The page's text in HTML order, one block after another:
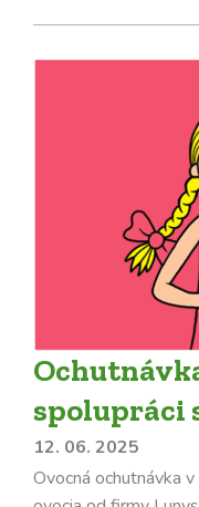
spolupráci
12. 06. 2025
Ovocná ochutnávka